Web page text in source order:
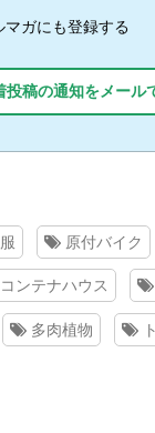
マガにも登録する
稿の通知をメール
原付バイク
コンテナハウス
多肉植物